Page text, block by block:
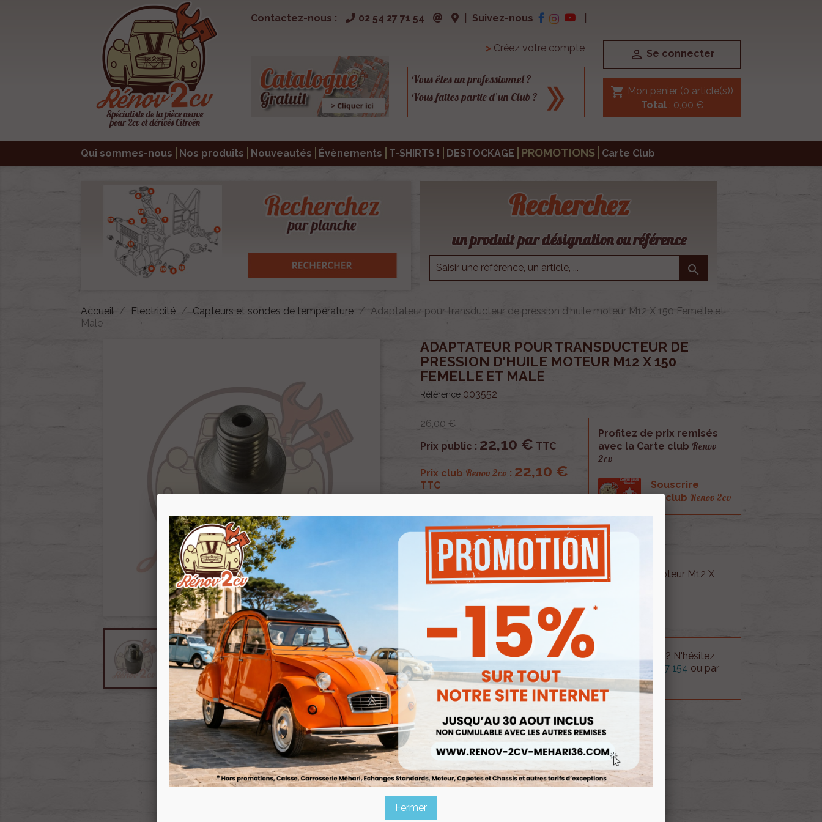
Contactez-nous : 02 54 27 71 54 Suivez-nous
> Créez votre compte
Vous êtes unprofessionnel?
Vous faites partie d’un Club ?
 Se connecter
shopping_cart Mon panier (0 article(s))
Total: 0,00 €
Qui sommes-nous Nos produits Nouveautés Évènements T-SHIRTS ! DESTOCKAGE PROMOTIONS Carte Club
Recherchez
un produit par désignation ou référence

Accueil Electricité Capteurs et sondes de température
Adaptateur pour transducteur de pression d'huile moteur M12 X 150 Femelle et
Male
ADAPTATEUR POUR TRANSDUCTEUR DE
PRESSION D'HUILE MOTEUR M12 X 150
FEMELLE ET MALE
Référence 003552
26,00 €
Prix public : 22,10 € TTC
Prix club Renov 2cv : 22,10 €
TTC
Profitez de prix remisés
avec la Carte club Renov
2cv
Souscrire
au club Renov 2cv
Adaptateur pour transducteur de pression d'huile moteur M12 X
150 Femelle et Male.
Besoin d'un renseignement technique sur le produit ? N'hésitez
pas à contacter notre service technique au
0254 277 154 ou par
mail àrenov2cv.technique@gmail.com.
Quantité
AJOUTER AU PANIER
En stock
Partager
Fermer